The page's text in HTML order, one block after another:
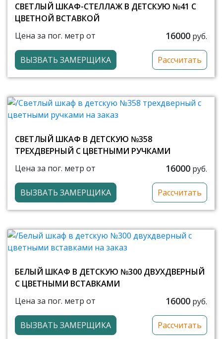
СВЕТЛЫЙ ШКАФ-СТЕЛЛАЖ В ДЕТСКУЮ №41 С
ЦВЕТНОЙ ВСТАВКОЙ
Цена за пог. метр от
16000 руб.
ВЫЗВАТЬ ЗАМЕРЩИКА Рассчитать
СВЕТЛЫЙ ШКАФ В ДЕТСКУЮ №358
ТРЕХДВЕРНЫЙ С ЦВЕТНЫМИ РУЧКАМИ
Цена за пог. метр от
16000 руб.
ВЫЗВАТЬ ЗАМЕРЩИКА Рассчитать
БЕЛЫЙ ШКАФ В ДЕТСКУЮ №300 ДВУХДВЕРНЫЙ
С ЦВЕТНЫМИ ВСТАВКАМИ
Цена за пог. метр от
16000 руб.
ВЫЗВАТЬ ЗАМЕРЩИКА Рассчитать